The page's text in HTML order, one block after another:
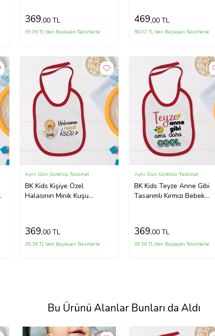
369,00 TL
39,36 TL'den Başlayan Taksitlerle
469,00 TL
50,02 TL'den Başlayan Taksitlerle
BK Kids Kişiye Özel
Halasının Minik Kuşu
Aynı Gün Ücretsiz Teslimat
369,00 TL
39,36 TL'den Başlayan Taksitlerle
BK Kids Teyze Anne Gibi
Tasarımlı Kırmızı Bebek
Aynı Gün Ücretsiz Teslimat
369,00 TL
39,36 TL'den Başlayan Taksitlerle
Bu Ürünü Alanlar Bunları da Aldı